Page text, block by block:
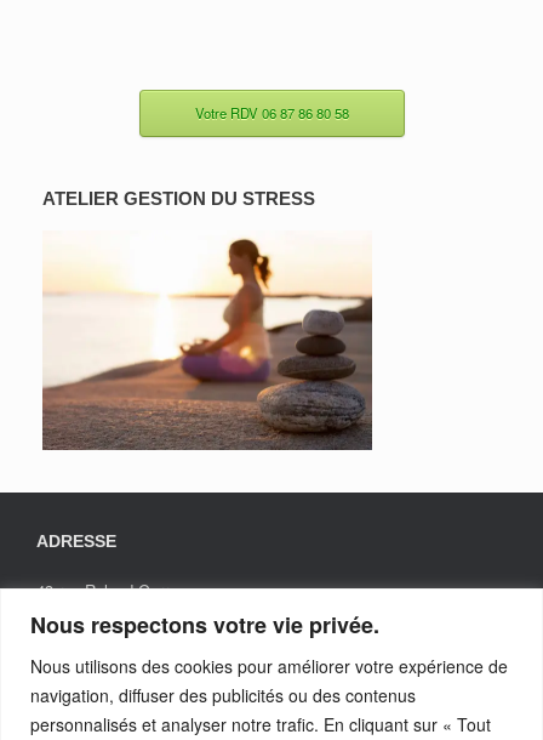
Nous respectons votre vie privée.
Nous utilisons des cookies pour améliorer votre expérience de
navigation, diffuser des publicités ou des contenus
personnalisés et analyser notre trafic. En cliquant sur « Tout
Votre RDV 06 87 86 80 58
ATELIER GESTION DU STRESS
ADRESSE
43 rue Roland Garros
31200 TOULOUSE
TELEPHONE